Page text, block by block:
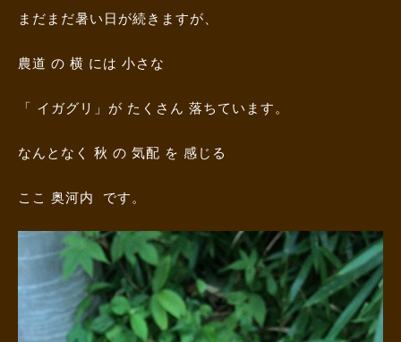
まだまだ暑い日が続きますが、
農道 の 横 には 小さな
「 イガグリ」が たくさん 落ちています。
なんとなく 秋 の 気配 を 感じる
ここ 奥河内 です。